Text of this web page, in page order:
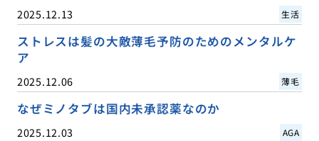
2025.12.13 生活
ストレスは髪の大敵薄毛予防のためのメンタルケ
ア
2025.12.06 薄毛
なぜミノタブは国内未承認薬なのか
2025.12.03 AGA